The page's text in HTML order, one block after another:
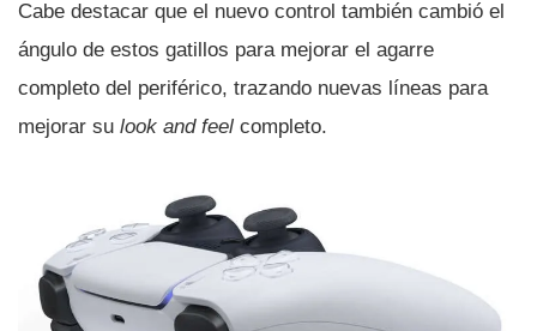
Cabe destacar que el nuevo control también cambió el
ángulo de estos gatillos para mejorar el agarre
completo del periférico, trazando nuevas lí­neas para
mejorar su look and feel completo.